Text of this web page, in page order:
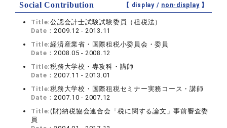
Social Contribution 【 display / non-display】
Title:公認会計士試験試験委員（租税法）
Date：2009.12 - 2013.11
Title:経済産業省・国際租税小委員会・委員
Date：2008.05 - 2008.12
Title:税務大学校・専攻科・講師
Date：2007.11 - 2013.01
Title:税務大学校・国際租税セミナー実務コース・講師
Date：2007.10 - 2007.12
Title:(財)納税協会連合会「税に関する論文」事前審査委
員